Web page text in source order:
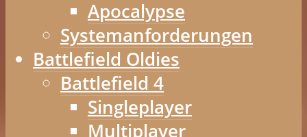
Apocalypse
Systemanforderungen
Battlefield Oldies
Battlefield 4
Singleplayer
Multiplayer